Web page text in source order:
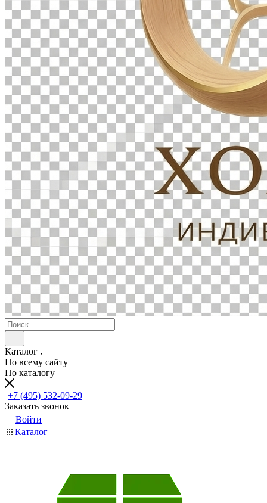
Каталог
По всему сайту
По каталогу
+7 (495) 532-09-29
Заказать звонок
Войти
Каталог